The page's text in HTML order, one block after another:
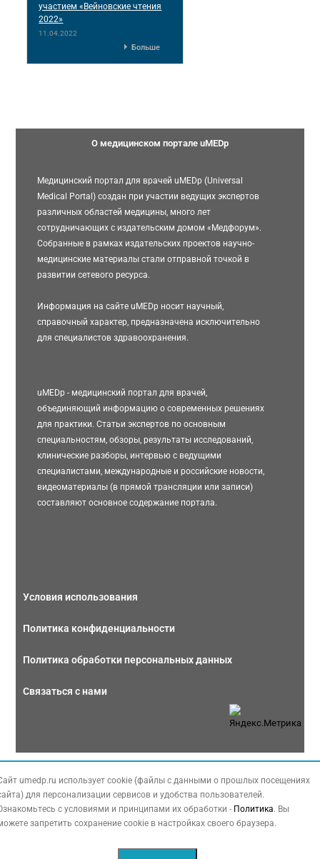
участием «Вейновские чтения
2022»
11.04.2022
Больше
О медицинском портале uMEDp
Медицинский портал для врачей uMEDp (Universal
Medical Portal) создан при участии ведущих экспертов
различных областей медицины, много лет
сотрудничающих с издательским домом «Медфорум».
Собранные в рамках издательских проектов научно-
медицинские материалы стали отправной точкой в
развитии сетевого ресурса.
Информация на сайте uMEDp носит научный,
справочный характер, предназначена исключительно
для специалистов здравоохранения.
uMEDp - медицинский портал для врачей,
объединяющий информацию о современных решениях
для практики. Статьи экспертов по основным
специальностям, обзоры, результаты исследований,
клинические разборы, интервью с ведущими
специалистами, международные и российские новости,
видеоматериалы (в прямой трансляции или записи)
составляют основное содержание портала.
Условия использования
Политика конфиденциальности
Политика обработки персональных данных
Связаться с нами
содержит материалы, принадлежащие третьей стороне, охраняемые законом
РФ об авторских правах.
umedp.ru использует cookie (файлы с данными о прошлых посещениях
для персонализации сервисов и удобства пользователей.
с условиями и принципами их обработки - Политика. Вы
запретить сохранение cookie в настройках своего браузера.